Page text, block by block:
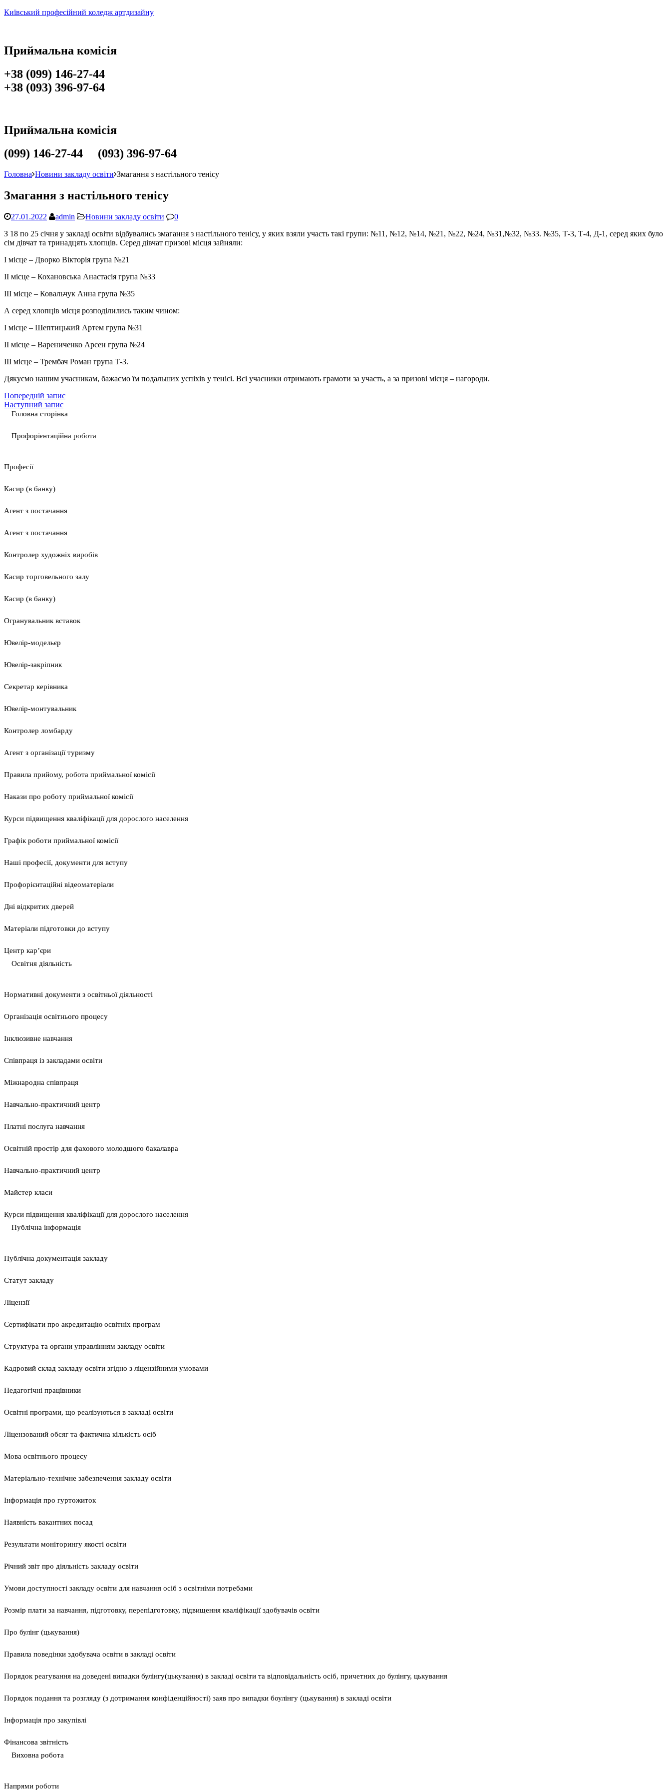
Київський професійний коледж артдизайну
Приймальна комісія
+38 (099) 146-27-44
+38 (093) 396-97-64
Приймальна комісія
(099) 146-27-44 (093) 396-97-64
Головна Новини закладу освіти Змагання з настільного тенісу
Змагання з настільного тенісу
27.01.2022 admin Новини закладу освіти
0
З 18 по 25 січня у закладі освіти відбувались змагання з настільного тенісу, у яких взяли участь такі групи: №11, №12, №14, №21, №22, №24, №31,№32, №33. №35, Т-3, Т-4, Д-1, серед яких було
сім дівчат та тринадцять хлопців. Серед дівчат призові місця зайняли:
І місце – Дворко Вікторія група №21
ІІ місце – Кохановська Анастасія група №33
ІІІ місце – Ковальчук Анна група №35
А серед хлопців місця розподілились таким чином:
І місце – Шептицький Артем група №31
ІІ місце – Варениченко Арсен група №24
ІІІ місце – Трембач Роман група Т-3.
Дякуємо нашим учасникам, бажаємо їм подальших успіхів у тенісі. Всі учасники отримають грамоти за участь, а за призові місця – нагороди.
Попередній запис
Наступний запис
Головна сторінка
Профорієнтаційна робота
Професії
Касир (в банку)
Агент з постачання
Агент з постачання
Контролер художніх виробів
Касир торговельного залу
Касир (в банку)
Огранувальник вставок
Ювелір-модельєр
Ювелір-закріпник
Секретар керівника
Ювелір-монтувальник
Контролер ломбарду
Агент з організації туризму
Правила прийому, робота приймальної комісії
Накази про роботу приймальної комісії
Курси підвищення кваліфікації для дорослого населення
Графік роботи приймальної комісії
Наші професії, документи для вступу
Профорієнтаційні відеоматеріали
Дні відкритих дверей
Матеріали підготовки до вступу
Центр кар’єри
Освітня діяльність
Нормативні документи з освітньої діяльності
Організація освітнього процесу
Інклюзивне навчання
Співпраця із закладами освіти
Міжнародна співпраця
Навчально-практичний центр
Платні послуга навчання
Освітній простір для фахового молодшого бакалавра
Навчально-практичний центр
Майстер класи
Курси підвищення кваліфікації для дорослого населення
Публічна інформація
Публічна документація закладу
Статут закладу
Ліцензії
Сертифікати про акредитацію освітніх програм
Структура та органи управлінням закладу освіти
Кадровий склад закладу освіти згідно з ліцензійними умовами
Педагогічні працівники
Освітні програми, що реалізуються в закладі освіти
Ліцензований обсяг та фактична кількість осіб
Мова освітнього процесу
Матеріально-технічне забезпечення закладу освіти
Інформація про гуртожиток
Наявність вакантних посад
Результати моніторингу якості освіти
Річний звіт про діяльність закладу освіти
Умови доступності закладу освіти для навчання осіб з освітніми потребами
Розмір плати за навчання, підготовку, перепідготовку, підвищення кваліфікації здобувачів освіти
Про булінг (цькування)
Правила поведінки здобувача освіти в закладі освіти
Порядок реагування на доведені випадки булінгу(цькування) в закладі освіти та відповідальність осіб, причетних до булінгу, цькування
Порядок подання та розгляду (з дотримання конфіденційності) заяв про випадки боулінгу (цькування) в закладі освіти
Інформація про закупівлі
Фінансова звітність
Виховна робота
Напрями роботи